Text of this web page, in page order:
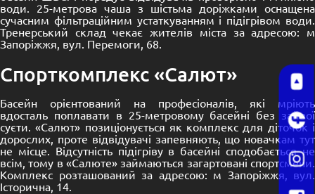
води. 25-метрова чаша з шістьма доріжками оснащена
сучасним фільтраційним устаткуванням і підігрівом води.
Тренерський склад чекає жителів міста за адресою: м
Запоріжжя, вул. Перемоги, 68.
Спорткомплекс «Салют»
Басейн орієнтований на професіоналів, які мріють
вдосталь поплавати в 25-метровому басейні без зайвої
суєти. «Салют» позиціонується як комплекс для діточок і
дорослих, проте відвідувачі запевняють, що новачкам тут
не місце. Відсутність підігріву в басейні сподобається не
всім, тому в «Салюте» займаються загартовані спортсмени.
Комплекс розташований за адресою: м Запоріжжя, вул.
Історична, 14.